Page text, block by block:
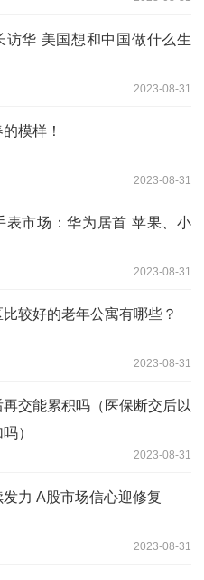
访华 美国想和中国做什么生
2023-08-31
模样！
2023-08-31
表市场：华为居首 苹果、小
2023-08-31
比较好的老年公寓有哪些？
2023-08-31
再交能累积吗（医保断交后以
）
2023-08-31
力 A股市场信心迎修复
2023-08-31